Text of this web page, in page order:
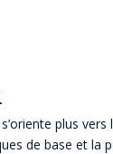
plus vers
de base et la